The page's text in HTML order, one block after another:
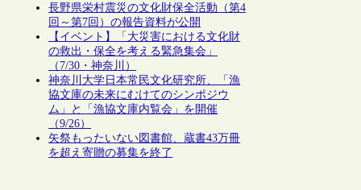
長野県栄村震災の文化財保全活動（第4
回～第7回）の報告資料が公開
【イベント】「大災害における文化財
の救出・保全を考える緊急集会」
（7/30・神奈川）
神奈川大学日本常民文化研究所、「漁
協文庫の未来にむけてのシンポジウ
ム」と「漁協文庫内覧会」を開催
（9/26）
矢祭もったいない図書館、蔵書43万冊
を超え寄贈の募集を終了